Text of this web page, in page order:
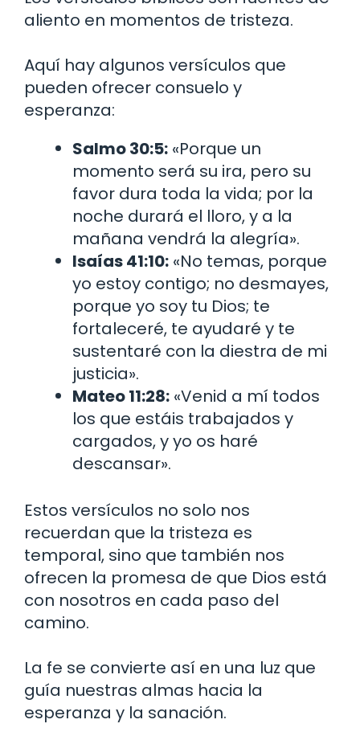
aliento en momentos de tristeza.
Aquí hay algunos versículos que
pueden ofrecer consuelo y
esperanza:
Salmo 30:5: «Porque un
momento será su ira, pero su
favor dura toda la vida; por la
noche durará el lloro, y a la
mañana vendrá la alegría».
Isaías 41:10: «No temas, porque
yo estoy contigo; no desmayes,
porque yo soy tu Dios; te
fortaleceré, te ayudaré y te
sustentaré con la diestra de mi
justicia».
Mateo 11:28: «Venid a mí todos
los que estáis trabajados y
cargados, y yo os haré
descansar».
Estos versículos no solo nos
recuerdan que la tristeza es
temporal, sino que también nos
ofrecen la promesa de que Dios está
con nosotros en cada paso del
camino.
La fe se convierte así en una luz que
guía nuestras almas hacia la
esperanza y la sanación.